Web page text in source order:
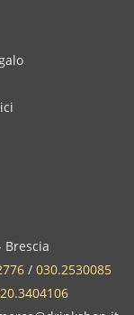
Brescia
/ 030.2530085